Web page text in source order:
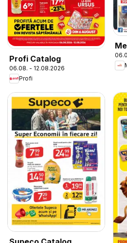
Profi Catalog
06.08. - 12.08.2026
Profi